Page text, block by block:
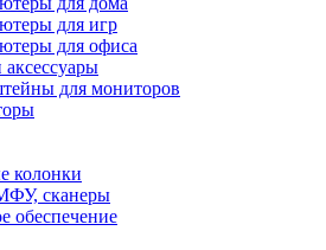
для игр
для офиса
для мониторов
колонки
сканеры
обеспечение